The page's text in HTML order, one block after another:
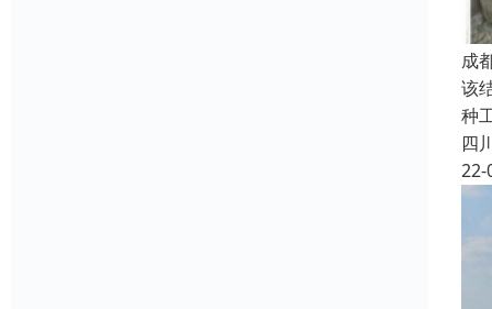
成
该
种
四
22-